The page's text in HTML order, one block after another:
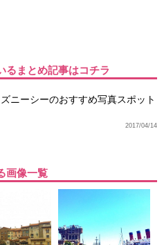
るまとめ記事はコチラ
ニーシーのおすすめ写真スポット
2017/04/14
画像一覧